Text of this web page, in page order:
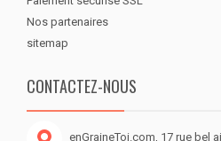
Nos partenaires
sitemap
CONTACTEZ-NOUS
enGraineToi.com, 17 rue bel